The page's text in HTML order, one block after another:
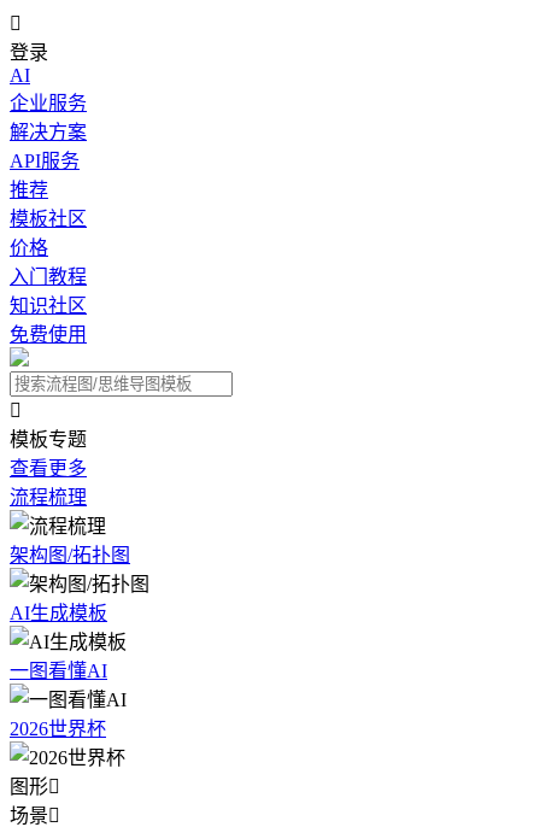

登录
AI
企业服务
解决方案
API服务
推荐
模板社区
价格
入门教程
知识社区
免费使用

模板专题
查看更多
流程梳理
架构图/拓扑图
AI生成模板
一图看懂AI
2026世界杯
图形
场景